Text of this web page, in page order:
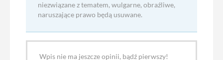
niezwiązane z tematem, wulgarne, obraźliwe,
naruszające prawo będą usuwane.
Wpis nie ma jeszcze opinii, bądź pierwszy!